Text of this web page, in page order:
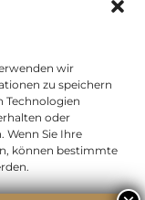
wir
zu speichern
Technologien
oder
Wenn Sie Ihre
können bestimmte